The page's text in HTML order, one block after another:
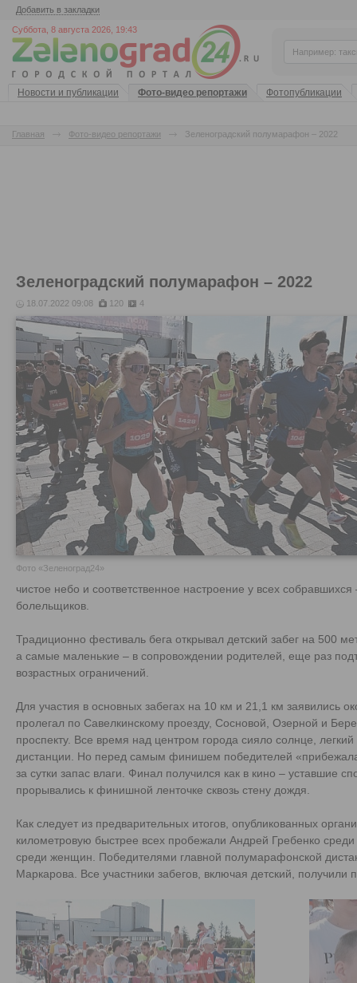
Добавить в закладки
Суббота, 8 августа 2026, 19:43
Новости и публикации Фото-видео репортажи Фотопубликации
Главная Фото-видео репортажи Зеленоградский полумарафон – 2022
Зеленоградский полумарафон – 2022
18.07.2022 09:08 120 4
Фото «Зеленоград24»
чистое небо и соответственное настроение у всех собравшихся
болельщиков.
Традиционно фестиваль бега открывал детский забег на 500
а самые маленькие – в сопровождении родителей, еще раз
возрастных ограничений.
Для участия в основных забегах на 10 км и 21,1 км заявились
пролегал по Савелкинскому проезду, Сосновой, Озерной и
проспекту. Все время над центром города сияло солнце,
дистанции. Но перед самым финишем победителей
за сутки запас влаги. Финал получился как в кино – уставшие
прорывались к финишной ленточке сквозь стену дождя.
Как следует из предварительных итогов, опубликованных
километровую быстрее всех пробежали Андрей Гребенко
среди женщин. Победителями главной полумарафонской
Маркарова. Все участники забегов, включая детский,